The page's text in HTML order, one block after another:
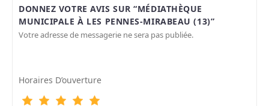
DONNEZ VOTRE AVIS SUR “MÉDIATHÈQUE
MUNICIPALE À LES PENNES-MIRABEAU (13)”
Votre adresse de messagerie ne sera pas publiée.
Horaires D’ouverture